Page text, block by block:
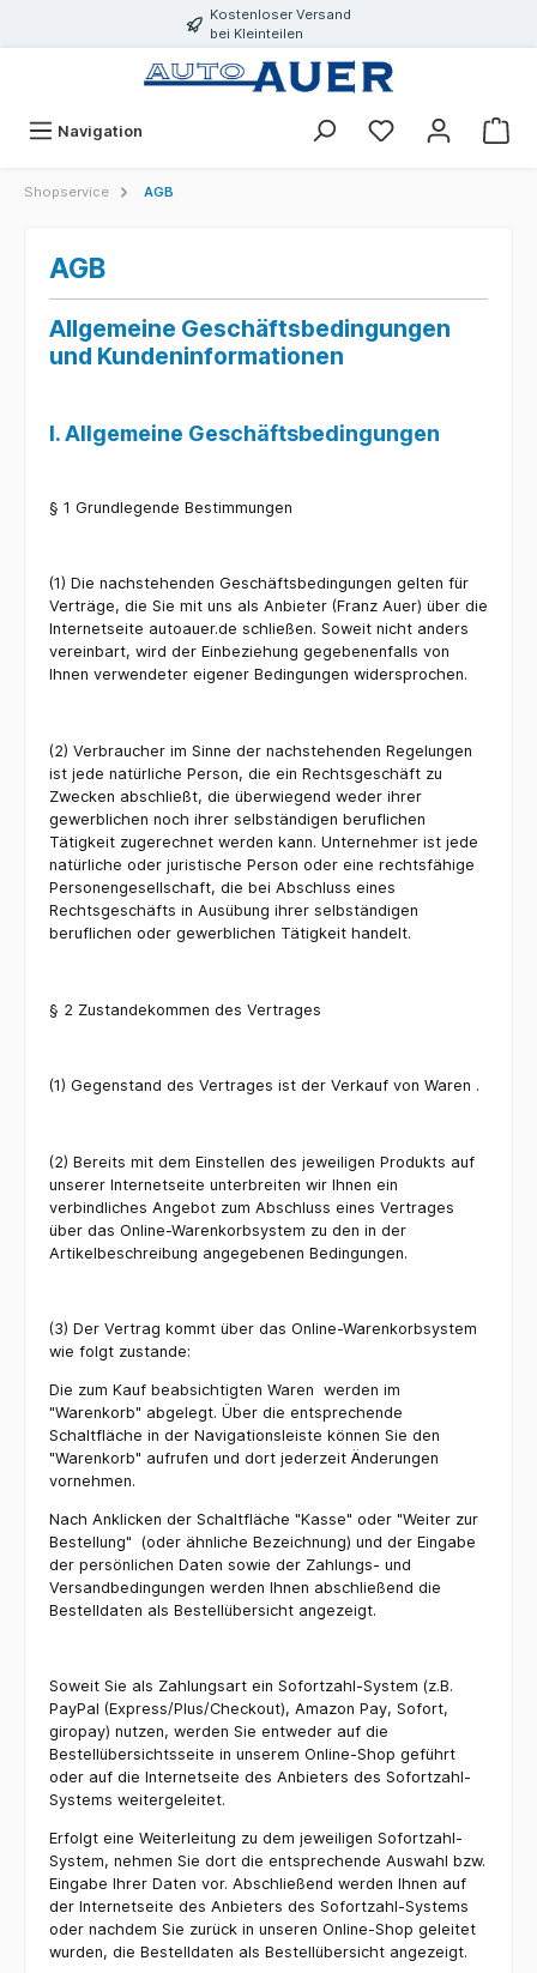
Kostenloser Versand
bei Kleinteilen
Navigation
Shopservice AGB
AGB
Allgemeine Geschäftsbedingungen
und Kundeninformationen
I. Allgemeine Geschäftsbedingungen
§ 1 Grundlegende Bestimmungen
(1) Die nachstehenden Geschäftsbedingungen gelten für
Verträge, die Sie mit uns als Anbieter (Franz Auer) über die
Internetseite autoauer.de schließen. Soweit nicht anders
vereinbart, wird der Einbeziehung gegebenenfalls von
Ihnen verwendeter eigener Bedingungen widersprochen.
(2) Verbraucher im Sinne der nachstehenden Regelungen
ist jede natürliche Person, die ein Rechtsgeschäft zu
Zwecken abschließt, die überwiegend weder ihrer
gewerblichen noch ihrer selbständigen beruflichen
Tätigkeit zugerechnet werden kann. Unternehmer ist jede
natürliche oder juristische Person oder eine rechtsfähige
Personengesellschaft, die bei Abschluss eines
Rechtsgeschäfts in Ausübung ihrer selbständigen
beruflichen oder gewerblichen Tätigkeit handelt.
§ 2 Zustandekommen des Vertrages
(1) Gegenstand des Vertrages ist der Verkauf von Waren .
(2) Bereits mit dem Einstellen des jeweiligen Produkts auf
unserer Internetseite unterbreiten wir Ihnen ein
verbindliches Angebot zum Abschluss eines Vertrages
über das Online-Warenkorbsystem zu den in der
Artikelbeschreibung angegebenen Bedingungen.
(3) Der Vertrag kommt über das Online-Warenkorbsystem
wie folgt zustande:
Die zum Kauf beabsichtigten Waren werden im
"Warenkorb" abgelegt. Über die entsprechende
Schaltfläche in der Navigationsleiste können Sie den
"Warenkorb" aufrufen und dort jederzeit Änderungen
vornehmen.
Nach Anklicken der Schaltfläche "Kasse" oder "Weiter zur
Bestellung" (oder ähnliche Bezeichnung) und der Eingabe
der persönlichen Daten sowie der Zahlungs- und
Versandbedingungen werden Ihnen abschließend die
Bestelldaten als Bestellübersicht angezeigt.
Soweit Sie als Zahlungsart ein Sofortzahl-System (z.B.
PayPal (Express/Plus/Checkout), Amazon Pay, Sofort,
giropay) nutzen, werden Sie entweder auf die
Bestellübersichtsseite in unserem Online-Shop geführt
oder auf die Internetseite des Anbieters des Sofortzahl-
Systems weitergeleitet.
Erfolgt eine Weiterleitung zu dem jeweiligen Sofortzahl-
System, nehmen Sie dort die entsprechende Auswahl bzw.
Eingabe Ihrer Daten vor. Abschließend werden Ihnen auf
der Internetseite des Anbieters des Sofortzahl-Systems
oder nachdem Sie zurück in unseren Online-Shop geleitet
wurden, die Bestelldaten als Bestellübersicht angezeigt.